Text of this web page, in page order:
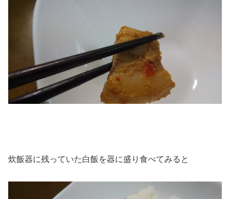
炊飯器に残っていた白飯を器に盛り食べてみると